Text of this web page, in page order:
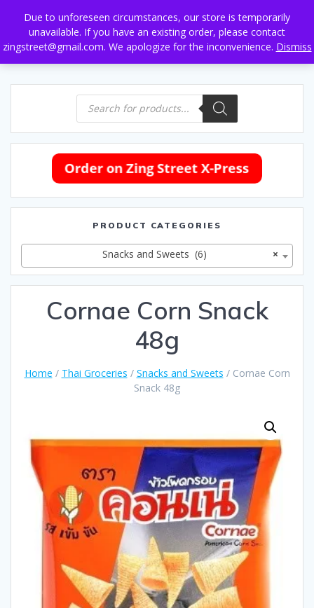
Due to unforeseen circumstances, our store is temporarily
unavailable. If you have an existing order, please contact
zingstreet@gmail.com. We apologize for the inconvenience. Dismiss
to
content
Products
search
PRODUCT CATEGORIES
×
Snacks and Sweets (6)
Cornae Corn Snack
48g
Home / Thai Groceries / Snacks and Sweets / Cornae Corn
Snack 48g